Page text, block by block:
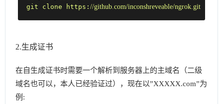
git clone https: //github.com/inconshreveable/ngrok.git
2.生成证书
在自生成证书时需要一个解析到服务器上的主域名（二级
域名也可以，本人已经验证过），现在以”XXXXX.com”为
例: